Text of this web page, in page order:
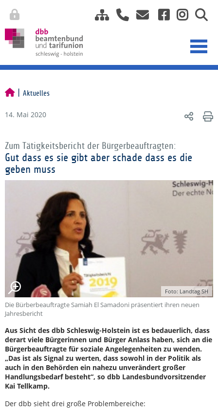
Aktuelles
14. Mai 2020
Zum Tätigkeitsbericht der Bürgerbeauftragten:
Gut dass es sie gibt aber schade dass es die
geben muss
Foto: Landtag SH
Die Bürberbeauftragte Samiah El Samadoni präsentiert ihren neuen
Jahresbericht
Aus Sicht des dbb Schleswig-Holstein ist es bedauerlich, dass
derart viele Bürgerinnen und Bürger Anlass haben, sich an die
Bürgerbeauftragte für soziale Angelegenheiten zu wenden.
„Das ist als Signal zu werten, dass sowohl in der Politik als
auch in den Behörden ein nahezu unverändert großer
Handlungsbedarf besteht“, so dbb Landesbundvorsitzender
Kai Tellkamp.
Der dbb sieht drei große Problembereiche: